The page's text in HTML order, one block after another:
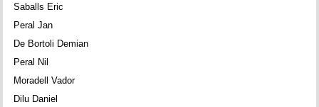
Saballs Eric
Peral Jan
De Bortoli Demian
Peral Nil
Moradell Vador
Dilu Daniel